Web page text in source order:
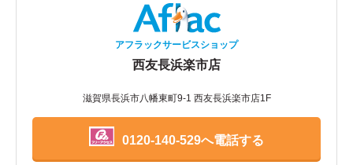
アフラックサービスショップ
西友長浜楽市店
滋賀県長浜市八幡東町9-1 西友長浜楽市店1F
0120-140-529へ電話する